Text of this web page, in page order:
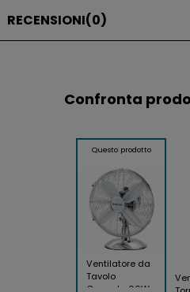
RECENSIONI(0)
Confronta
Questo prodotto
Ventilatore da
Tavolo
Cromato 60W